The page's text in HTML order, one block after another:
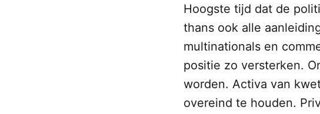
Hoogste tijd dat de
thans ook alle
multinationals en
positie zo versterken.
worden. Activa van
overeind te houden.